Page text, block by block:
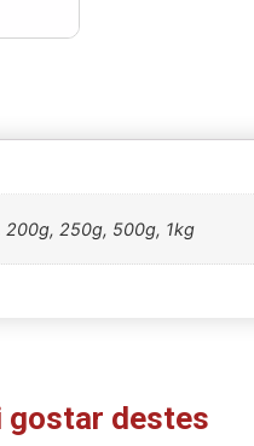
200g, 250g, 500g, 1kg
gostar destes